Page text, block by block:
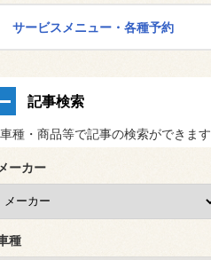
サービスメニュー・各種予約
記事検索
種・商品等で記事の検索ができます
ーカー
種